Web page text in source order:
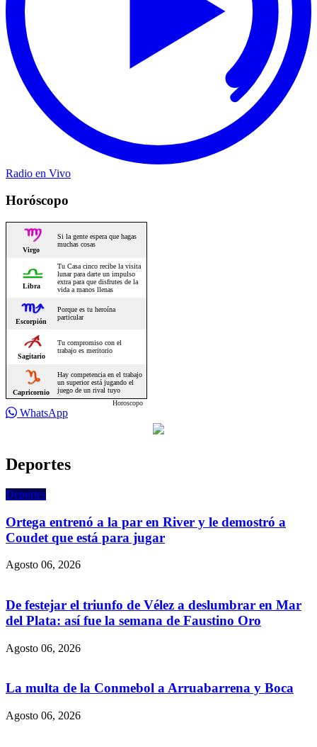
Radio en Vivo
Horóscopo
Horoscopo
WhatsApp
Deportes
Deportes
Ortega entrenó a la par en River y le demostró a
Coudet que está para jugar
Agosto 06, 2026
De festejar el triunfo de Vélez a deslumbrar en Mar
del Plata: así fue la semana de Faustino Oro
Agosto 06, 2026
La multa de la Conmebol a Arruabarrena y Boca
Agosto 06, 2026